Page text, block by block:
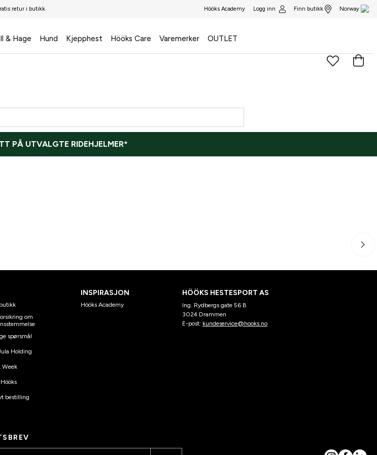
retur i butikk Hööks Academy Logg inn Finn butikk Norway
& Hage Hund Kjepphest Hööks Care Varemerker OUTLET
PÅ UTVALGTE RIDEHJELMER*
om
spørsmål
Holding
Week
bestilling
INSPIRASJON
Hööks Academy
HÖÖKS HESTESPORT AS
Ing. Rydbergs gate 56 B
3024 Drammen
E-post: kundeservice@hooks.no